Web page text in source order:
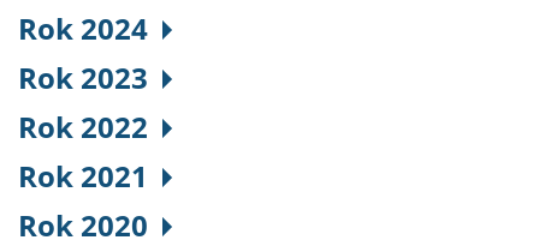
Rok 2024
Rok 2023
Rok 2022
Rok 2021
Rok 2020